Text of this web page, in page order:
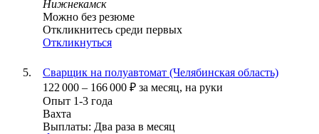
Нижнекамск
Можно без резюме
Откликнитесь среди первых
Откликнуться
Сварщик на полуавтомат (Челябинская область)
122 000 – 166 000 ₽ за месяц, на руки
Опыт 1-3 года
Вахта
Выплаты: Два раза в месяц